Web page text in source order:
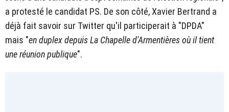
a protesté le candidat PS. De son côté, Xavier Bertrand a
déjà fait savoir sur Twitter qu'il participerait à "DPDA"
mais "en duplex depuis La Chapelle d'Armentières où il tient
une réunion publique".